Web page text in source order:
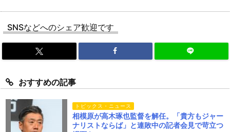
SNSなどへのシェア歓迎です
おすすめの記事
トピックス・ニュース
相模原が高木琢也監督を解任。「貴方もジャー
ナリストならば」と連敗中の記者会見で苛立つ